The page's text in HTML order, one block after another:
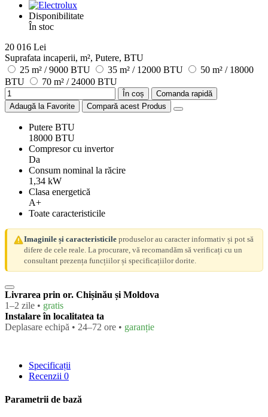
Disponibilitate
În stoc
20 016 Lei
Suprafata incaperii, m², Putere, BTU
25 m² / 9000 BTU
35 m² / 12000 BTU
50 m² / 18000
BTU
70 m² / 24000 BTU
În coș
Comanda rapidă
Adaugă la Favorite
Compară acest Produs
Putere BTU
18000 BTU
Compresor cu invertor
Da
Consum nominal la răcire
1,34 kW
Clasa energetică
A+
Toate caracteristicile
Imaginile și caracteristicile produselor au caracter informativ și pot să
difere de cele reale. La procurare, vă recomandăm să verificați cu un
consultant prezența funcțiilor și specificațiilor dorite.
Livrarea prin or. Chișinău și Moldova
1–2 zile • gratis
Instalare în localitatea ta
Deplasare echipă • 24–72 ore • garanție
Specificații
Recenzii 0
Parametrii de bază